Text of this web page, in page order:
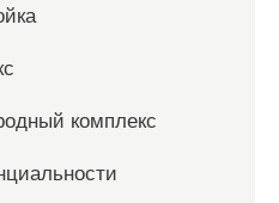
комплекс